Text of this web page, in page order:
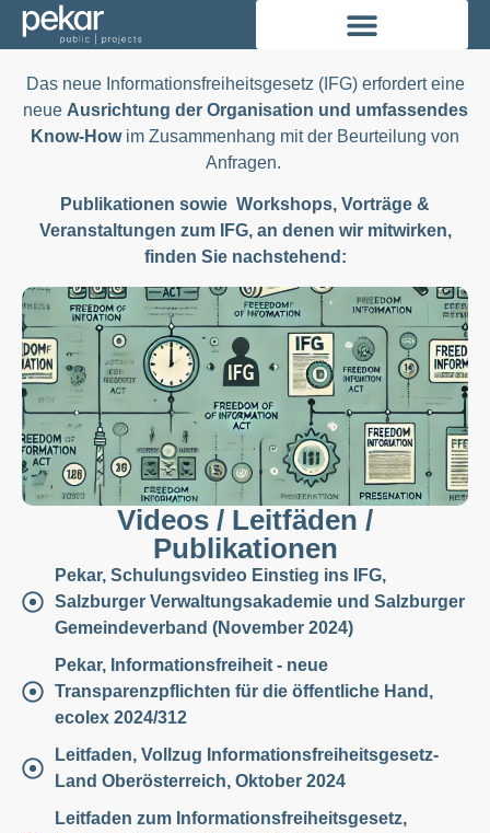
Das neue Informationsfreiheitsgesetz (IFG) erfordert eine
neue Ausrichtung der Organisation und umfassendes
Know-Howim Zusammenhang mit der Beurteilung von
Anfragen.
Publikationen sowie Workshops, Vorträge &
Veranstaltungen zum IFG, an denen wir mitwirken,
finden Sie nachstehend:
Videos / Leitfäden /
Publikationen
Pekar, Schulungsvideo Einstieg ins IFG,
Salzburger Verwaltungsakademie und Salzburger
Gemeindeverband (November 2024)
Pekar, Informationsfreiheit - neue
Transparenzpflichten für die öffentliche Hand,
ecolex 2024/312
Leitfaden, Vollzug Informationsfreiheitsgesetz-
Land Oberösterreich, Oktober 2024
Leitfaden zum Informationsfreiheitsgesetz,